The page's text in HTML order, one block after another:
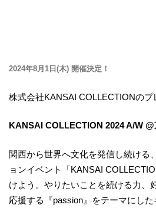
2024年8月1日(木) 開催決定！
株式会社KANSAI COLLECTIONのプ
KANSAI COLLECTION 2024 A/W
関西から世界へ文化を発信し続ける
ョンイベント「KANSAI
けよう。やりたいことを続ける力、
応援する『passion』をテーマにした